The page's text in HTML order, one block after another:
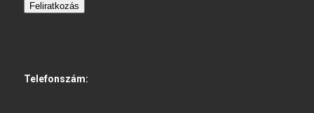
Feliratkozás
Telefonszám: